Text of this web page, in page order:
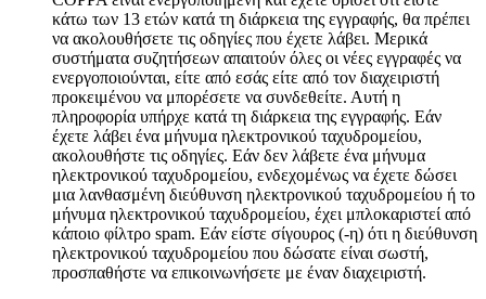
κάτω των 13 ετών κατά τη διάρκεια της εγγραφής, θα πρέπει
να ακολουθήσετε τις οδηγίες που έχετε λάβει. Μερικά
συστήματα συζητήσεων απαιτούν όλες οι νέες εγγραφές να
ενεργοποιούνται, είτε από εσάς είτε από τον διαχειριστή
προκειμένου να μπορέσετε να συνδεθείτε. Αυτή η
πληροφορία υπήρχε κατά τη διάρκεια της εγγραφής. Εάν
έχετε λάβει ένα μήνυμα ηλεκτρονικού ταχυδρομείου,
ακολουθήστε τις οδηγίες. Εάν δεν λάβετε ένα μήνυμα
ηλεκτρονικού ταχυδρομείου, ενδεχομένως να έχετε δώσει
μια λανθασμένη διεύθυνση ηλεκτρονικού ταχυδρομείου ή το
μήνυμα ηλεκτρονικού ταχυδρομείου, έχει μπλοκαριστεί από
κάποιο φίλτρο spam. Εάν είστε σίγουρος (-η) ότι η διεύθυνση
ηλεκτρονικού ταχυδρομείου που δώσατε είναι σωστή,
προσπαθήστε να επικοινωνήσετε με έναν διαχειριστή.